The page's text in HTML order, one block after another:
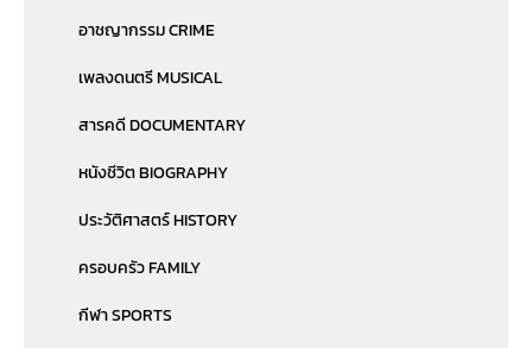
อาชญากรรม CRIME
เพลงดนตรี MUSICAL
สารคดี DOCUMENTARY
หนังชีวิต BIOGRAPHY
ประวัติศาสตร์ HISTORY
ครอบครัว FAMILY
กีฬา SPORTS